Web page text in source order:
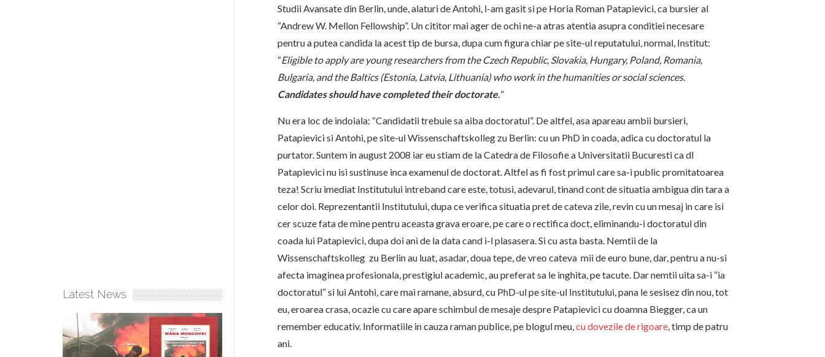
Studii Avansate din Berlin, unde, alaturi de Antohi, l-am gasit si pe Horia Roman Patapievici, ca bursier al
“Andrew W. Mellon Fellowship”. Un cititor mai ager de ochi ne-a atras atentia asupra conditiei necesare
pentru a putea candida la acest tip de bursa, dupa cum figura chiar pe site-ul reputatului, normal, Institut:
“Eligible to apply are young researchers from the Czech Republic, Slovakia, Hungary, Poland, Romania,
Bulgaria, and the Baltics (Estonia, Latvia, Lithuania) who work in the humanities or social sciences.
Candidates should have completed their doctorate.”
Nu era loc de indoiala: “Candidatii trebuie sa aiba doctoratul”. De altfel, asa apareau ambii bursieri,
Patapievici si Antohi, pe site-ul Wissenschaftskolleg zu Berlin: cu un PhD in coada, adica cu doctoratul la
purtator. Suntem in august 2008 iar eu stiam de la Catedra de Filosofie a Universitatii Bucuresti ca dl
Patapievici nu isi sustinuse inca examenul de doctorat. Altfel as fi fost primul care sa-i public promitatoarea
teza! Scriu imediat Institutului intreband care este, totusi, adevarul, tinand cont de situatia ambigua din tara a
celor doi. Reprezentantii Institutului, dupa ce verifica situatia pret de cateva zile, revin cu un mesaj in care isi
cer scuze fata de mine pentru aceasta grava eroare, pe care o rectifica doct, eliminandu-i doctoratul din
coada lui Patapievici, dupa doi ani de la data cand i-l plasasera. Si cu asta basta. Nemtii de la
Wissenschaftskolleg zu Berlin au luat, asadar, doua tepe, de vreo cateva mii de euro bune, dar, pentru a nu-si
afecta imaginea profesionala, prestigiul academic, au preferat sa le inghita, pe tacute. Dar nemtii uita sa-i “ia
doctoratul” si lui Antohi, care mai ramane, absurd, cu PhD-ul pe site-ul Institutului, pana le sesisez din nou, tot
eu, eroarea crasa, ocazie cu care apare schimbul de mesaje despre Patapievici cu doamna Biegger, ca un
remember educativ. Informatiile in cauza raman publice, pe blogul meu,cu dovezile de rigoare, timp de patru
ani.
Latest News